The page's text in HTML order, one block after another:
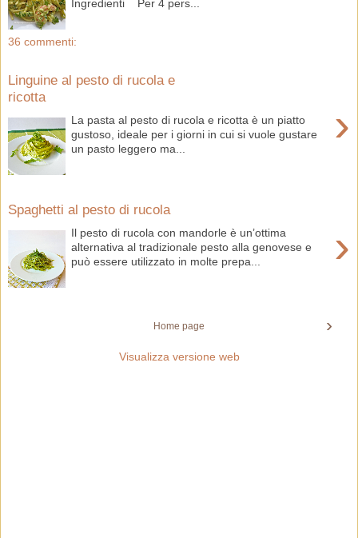
Ingredienti Per 4 pers...
36 commenti:
Linguine al pesto di rucola e
ricotta
›
La pasta al pesto di rucola e ricotta è un piatto
gustoso, ideale per i giorni in cui si vuole gustare
un pasto leggero ma...
Spaghetti al pesto di rucola
›
Il pesto di rucola con mandorle è un’ottima
alternativa al tradizionale pesto alla genovese e
può essere utilizzato in molte prepa...
›
Home page
Visualizza versione web